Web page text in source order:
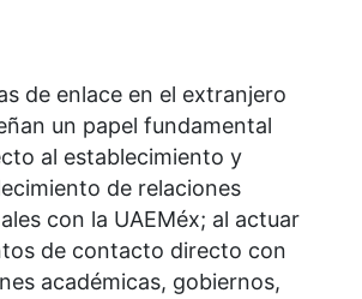
de enlace en el extranjero
un papel fundamental
al establecimiento y
de relaciones
con la UAEMéx; al actuar
de contacto directo con
académicas, gobiernos,